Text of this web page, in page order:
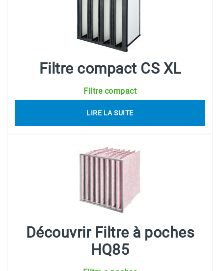
Filtre compact CS XL
Filtre compact
LIRE LA SUITE
Découvrir Filtre à poches
HQ85